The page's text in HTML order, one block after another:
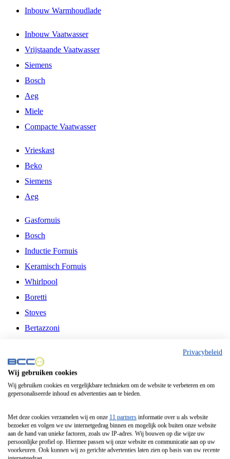
Inbouw Warmhoudlade
Inbouw Vaatwasser
Vrijstaande Vaatwasser
Siemens
Bosch
Aeg
Miele
Compacte Vaatwasser
Vrieskast
Beko
Siemens
Aeg
Gasfornuis
Bosch
Inductie Fornuis
Keramisch Fornuis
Whirlpool
Boretti
Stoves
Bertazzoni
Fitelli
Airfryer
Frituurpan
Contactgrill
Broodbakmachine
Broodrooster
Privacybeleid
Wij gebruiken cookies
Wij gebruiken cookies en vergelijkbare technieken om de website te verbeteren en om
gepersonaliseerde inhoud en advertenties aan te bieden.
Met deze cookies verzamelen wij en onze 11 partners informatie over u als website
bezoeker en volgen we uw internetgedrag binnen en mogelijk ook buiten onze website
aan de hand van unieke factoren, zoals uw IP-adres. Wij bouwen op die wijze uw
persoonlijke profiel op. Hiermee passen wij onze website en communicatie aan op uw
voorkeuren. Ook kunnen wij zo gerichte advertenties laten zien op basis van uw recente